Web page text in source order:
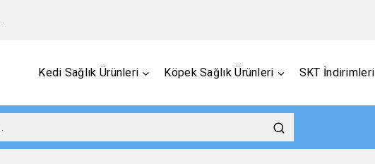
Kedi Sağlık Ürünleri Köpek Sağlık Ürünleri SKT İndirimleri